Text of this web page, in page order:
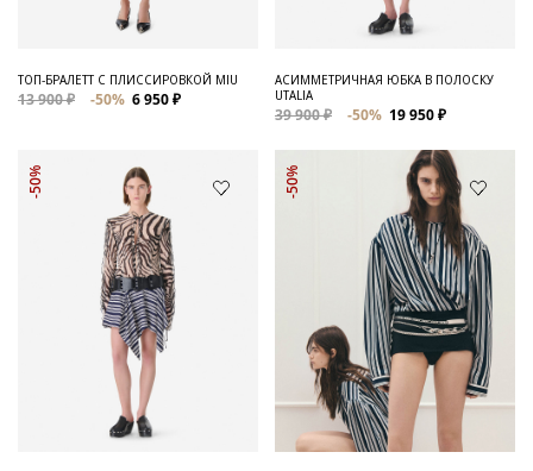
ТОП-БРАЛЕТТ С ПЛИССИРОВКОЙ MIU
13 900 ₽ -50% 6 950 ₽
АСИММЕТРИЧНАЯ ЮБКА В ПОЛОСКУ
UTALIA
39 900 ₽ -50% 19 950 ₽
-50% -50%